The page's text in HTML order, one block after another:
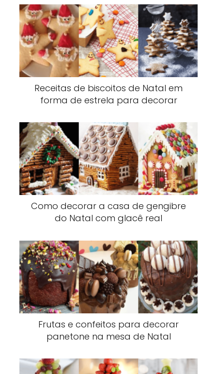
Receitas de biscoitos de Natal em
forma de estrela para decorar
Como decorar a casa de gengibre
do Natal com glacê real
Frutas e confeitos para decorar
panetone na mesa de Natal